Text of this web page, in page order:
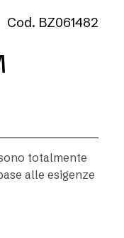
Cod. BZ061482
totalmente
alle esigenze